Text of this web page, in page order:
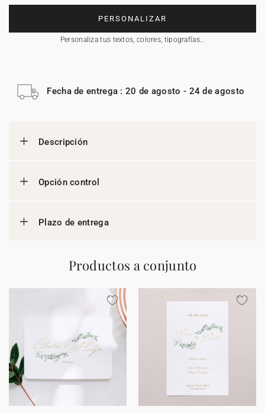
PERSONALIZAR
Personaliza tus textos, colores, tipografías…
Fecha de entrega : 20 de agosto - 24 de agosto
Descripción
Opción control
Plazo de entrega
Productos a conjunto